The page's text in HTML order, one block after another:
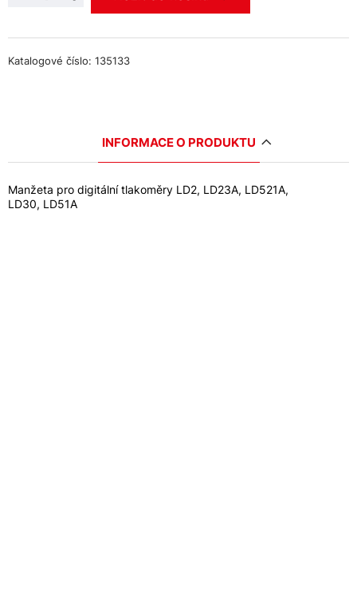
Katalogové číslo: 135133
INFORMACE O PRODUKTU
Manžeta pro digitální tlakoměry LD2, LD23A, LD521A,
LD30, LD51A